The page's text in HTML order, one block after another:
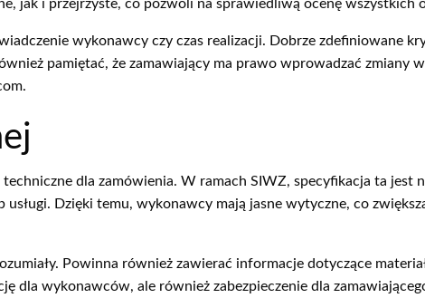
jak i przejrzyste, co pozwoli na sprawiedliwą ocenę wszystkich
wykonawcy czy czas realizacji. Dobrze zdefiniowane
pamiętać, że zamawiający ma prawo wprowadzać zmiany
dla zamówienia. W ramach SIWZ, specyfikacja ta jest
Dzięki temu, wykonawcy mają jasne wytyczne, co
Powinna również zawierać informacje dotyczące
dla wykonawców, ale również zabezpieczenie dla